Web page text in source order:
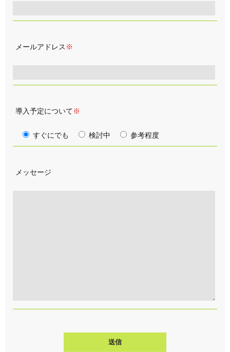
メールアドレス ※
導入予定について※
すぐにでも 検討中 参考程度
メッセージ